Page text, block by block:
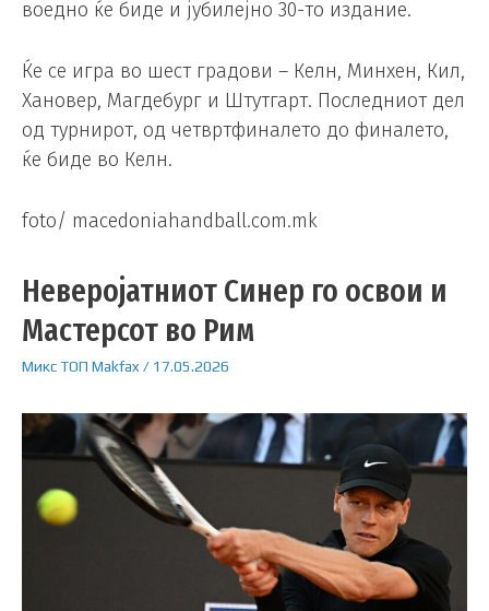
воедно ќе биде и јубилејно 30-то издание.
Ќе се игра во шест градови – Келн, Минхен, Кил,
Хановер, Магдебург и Штутгарт. Последниот дел
од турнирот, од четвртфиналето до финалето,
ќе биде во Келн.
foto/ macedoniahandball.com.mk
Неверојатниот Синер го освои и
Мастерсот во Рим
МиксТОП Makfax/ 17.05.2026